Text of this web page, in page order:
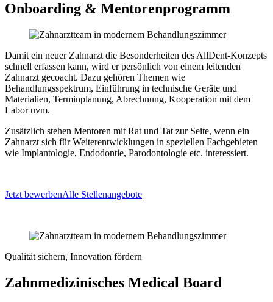
Onboarding & Mentorenprogramm
Damit ein neuer Zahnarzt die Besonderheiten des AllDent-Konzepts
schnell erfassen kann, wird er persönlich von einem leitenden
Zahnarzt gecoacht. Dazu gehören Themen wie
Behandlungsspektrum, Einführung in technische Geräte und
Materialien, Terminplanung, Abrechnung, Kooperation mit dem
Labor uvm.
Zusätzlich stehen Mentoren mit Rat und Tat zur Seite, wenn ein
Zahnarzt sich für Weiterentwicklungen in speziellen Fachgebieten
wie Implantologie, Endodontie, Parodontologie etc. interessiert.
Jetzt bewerbenAlle Stellenangebote
Qualität sichern, Innovation fördern
Zahnmedizinisches Medical Board